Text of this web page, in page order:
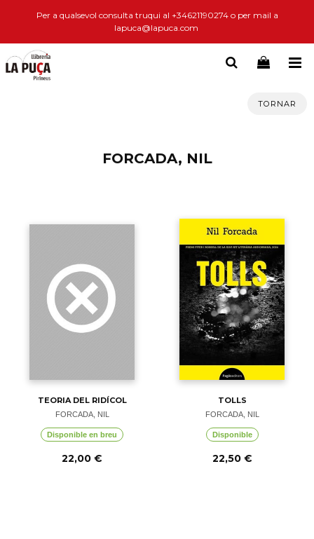
Per a qualsevol consulta truqui al +34621190274 o per mail a
lapuca@lapuca.com
TORNAR
FORCADA, NIL
TEORIA DEL RIDÍCOL
FORCADA, NIL
Disponible en breu
22,00 €
TOLLS
FORCADA, NIL
Disponible
22,50 €